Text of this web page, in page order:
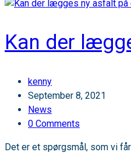
fuld
Kan der
Post
author:
kenny
Post
published:
September 8, 2021
Post
category:
News
Post
0 Comments
Det er et spørgsmål, som vi